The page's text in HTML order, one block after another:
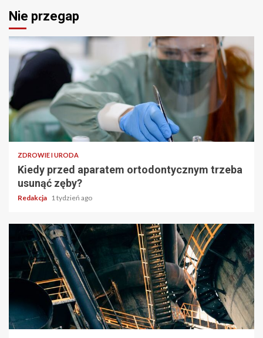
Nie przegap
ZDROWIE I URODA
Kiedy przed aparatem ortodontycznym trzeba
usunąć zęby?
Redakcja 1 tydzień ago